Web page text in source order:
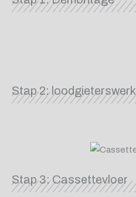
Stap 2: loodgieterswerk
Stap 3: Cassettevloer